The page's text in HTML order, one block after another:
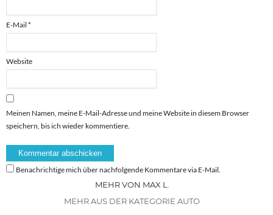
E-Mail *
Website
Meinen Namen, meine E-Mail-Adresse und meine Website in diesem Browser
speichern, bis ich wieder kommentiere.
Benachrichtige mich über nachfolgende Kommentare via E-Mail.
MEHR VON MAX L.
MEHR AUS DER KATEGORIE AUTO